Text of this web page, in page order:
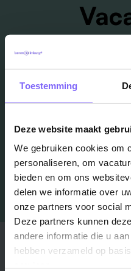
Toestemming
Deze website maakt
We gebruiken cookies om
personaliseren, om
bieden en om ons
delen we informatie over
onze partners voor social
Deze partners kunnen
andere informatie die u
hebben verzameld op
in je
Schrijf je in en we
Job
Stad